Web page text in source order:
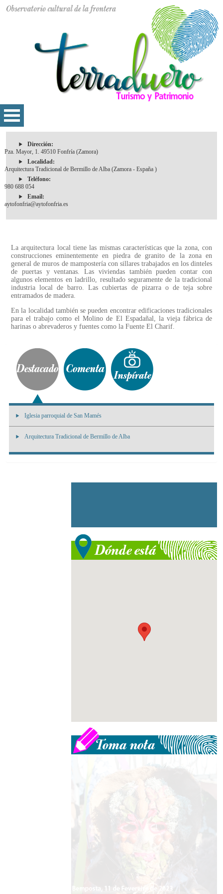
Dirección:
Pza. Mayor, 1. 49510 Fonfría (Zamora)
Localidad:
Arquitectura Tradicional de Bermillo de Alba (Zamora - España )
Teléfono:
980 688 054
Email:
aytofonfria@aytofonfria.es
La arquitectura local tiene las mismas características que la zona, con
construcciones eminentemente en piedra de granito de la zona en
general de muros de mampostería con sillares trabajados en los dinteles
de puertas y ventanas. Las viviendas también pueden contar con
algunos elementos en ladrillo, resultado seguramente de la tradicional
industria local de barro. Las cubiertas de pizarra o de teja sobre
entramados de madera.
En la localidad también se pueden encontrar edificaciones tradicionales
para el trabajo como el Molino de El Espadañal, la vieja fábrica de
harinas o abrevaderos y fuentes como la Fuente El Charif.
Iglesia parroquial de San Mamés
Arquitectura Tradicional de Bermillo de Alba